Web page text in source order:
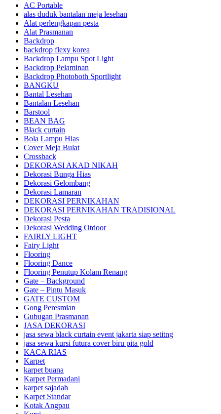
AC Portable
alas duduk bantalan meja lesehan
Alat perlengkapan pesta
Alat Prasmanan
Backdrop
backdrop flexy korea
Backdrop Lampu Spot Light
Backdrop Pelaminan
Backdrop Photoboth Sportlight
BANGKU
Bantal Lesehan
Bantalan Lesehan
Barstool
BEAN BAG
Black curtain
Bola Lampu Hias
Cover Meja Bulat
Crossback
DEKORASI AKAD NIKAH
Dekorasi Bunga Hias
Dekorasi Gelombang
Dekorasi Lamaran
DEKORASI PERNIKAHAN
DEKORASI PERNIKAHAN TRADISIONAL
Dekorasi Pesta
Dekorasi Wedding Otdoor
FAIRLY LIGHT
Fairy Light
Flooring
Flooring Dance
Flooring Penutup Kolam Renang
Gate – Background
Gate – Pintu Masuk
GATE CUSTOM
Gong Peresmian
Gubugan Prasmanan
JASA DEKORASI
jasa sewa black curtain event jakarta siap setitng
jasa sewa kursi futura cover biru pita gold
KACA RIAS
Karpet
karpet buana
Karpet Permadani
karpet sajadah
Karpet Standar
Kotak Angpau